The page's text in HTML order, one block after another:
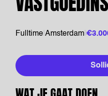
Fulltime Amsterdam